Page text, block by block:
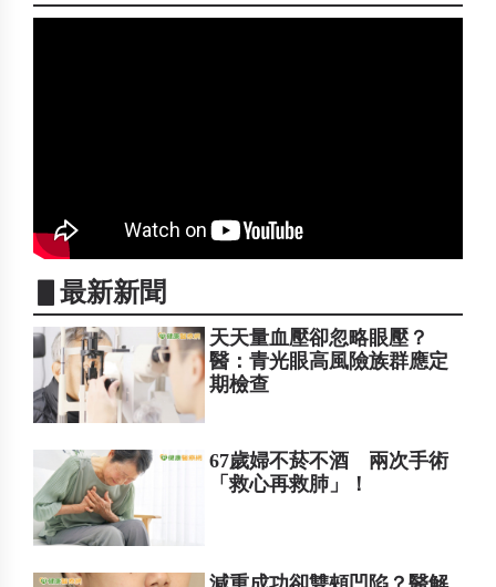
▋最新新聞
天天量血壓卻忽略眼壓？
醫：青光眼高風險族群應定
期檢查
67歲婦不菸不酒 兩次手術
「救心再救肺」！